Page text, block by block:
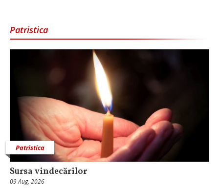
Patristica
Patristica
Sursa vindecărilor
09 Aug, 2026